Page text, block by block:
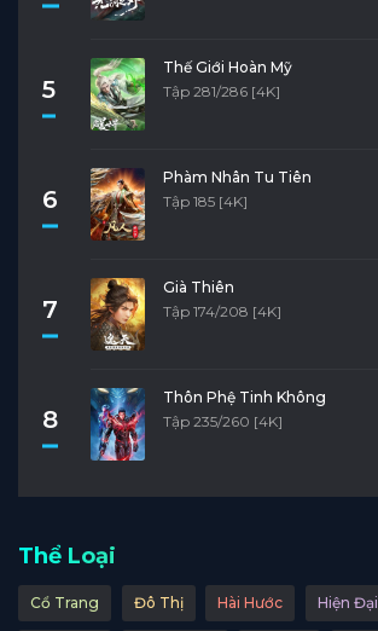
5
Thế Giới Hoàn Mỹ
Tập 281/286 [4K]
6
Phàm Nhân Tu Tiên
Tập 185 [4K]
7
Già Thiên
Tập 174/208 [4K]
8
Thôn Phệ Tinh Không
Tập 235/260 [4K]
Thể Loại
Cổ Trang Đô Thị Hài Hước Hiện Đại